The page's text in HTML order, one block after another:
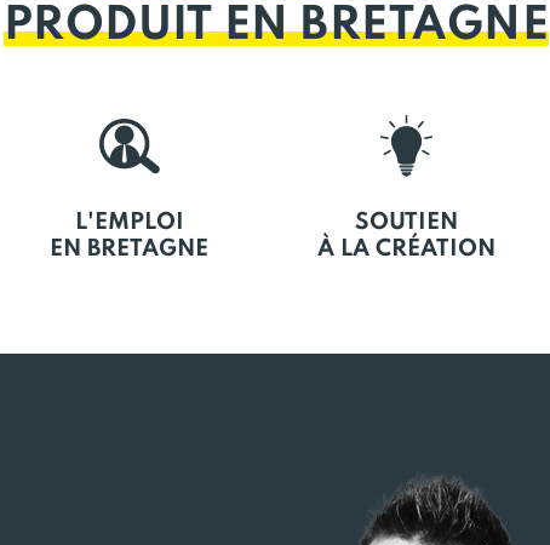
PRODUIT EN BRETAGNE
L'EMPLOI
EN BRETAGNE
SOUTIEN
À LA CRÉATION